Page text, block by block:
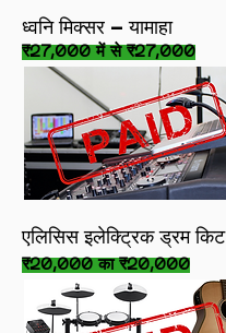
ध्वनि मिक्सर - यामाहा
₹27,000 में से ₹27,000
एलिसिस इलेक्ट्रिक ड्रम किट
₹20,000 का ₹20,000